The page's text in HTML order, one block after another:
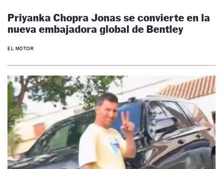
Priyanka Chopra Jonas se convierte en la
nueva embajadora global de Bentley
EL MOTOR